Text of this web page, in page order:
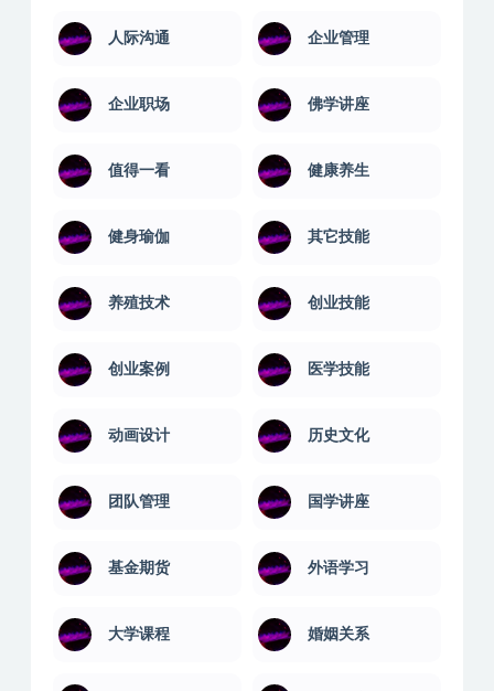
人际沟通 企业管理
企业职场 佛学讲座
值得一看 健康养生
健身瑜伽 其它技能
养殖技术 创业技能
创业案例 医学技能
动画设计 历史文化
团队管理 国学讲座
基金期货 外语学习
大学课程 婚姻关系